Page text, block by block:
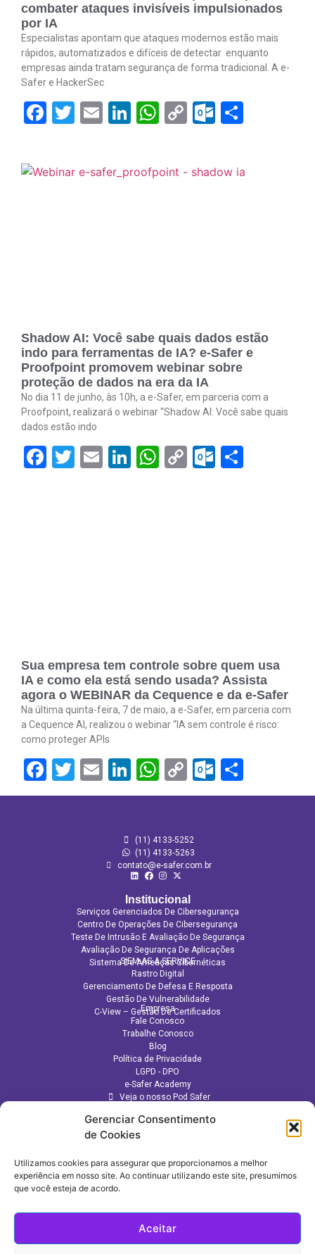
Gerenciar Consentimento
de Cookies
Utilizamos cookies para assegurar que proporcionamos a melhor
experiência em nosso site. Ao continuar utilizando este site, presumimos
que você esteja de acordo.
Aceitar
combater ataques invisíveis impulsionados
por IA
Especialistas apontam que ataques modernos estão mais
rápidos, automatizados e difíceis de detectar enquanto
empresas ainda tratam segurança de forma tradicional. A e-
Safer e HackerSec
Facebook
Twitter
EmailLinkedIn
WhatsApp
Copy
Shadow AI: Você sabe quais dados estão
indo para ferramentas de IA? e-Safer e
Proofpoint promovem webinar sobre
proteção de dados na era da IA
No dia 11 de junho, às 10h, a e-Safer, em parceria com a
Proofpoint, realizará o webinar “Shadow AI: Você sabe quais
dados estão indo
Facebook
Twitter
EmailLinkedIn
WhatsApp
Copy
Sua empresa tem controle sobre quem usa
IA e como ela está sendo usada? Assista
agora o WEBINAR da Cequence e da e-Safer
Na última quinta-feira, 7 de maio, a e-Safer, em parceria com
a Cequence AI, realizou o webinar “IA sem controle é risco:
como proteger APIs
Facebook
Twitter
EmailLinkedIn
WhatsApp
Copy
Link
(11) 4133-5252
(11) 4133‑5263
contato@e-safer.com.br
Institucional
Serviços Gerenciados De Cibersegurança
Centro De Operações De Cibersegurança
Teste De Intrusão E Avaliação De Segurança
Avaliação De Segurança De Aplicações​
Sistema De Ameaças Cibernéticas
SIEM AS A SERVICE
Rastro Digital
Gerenciamento De Defesa E Resposta
Gestão De Vulnerabilidade
C-View – Gestão De Certificados
Empresa
Fale Conosco
Trabalhe Conosco
Blog
Política de Privacidade
LGPD - DPO
e-Safer Academy
Veja o nosso Pod Safer